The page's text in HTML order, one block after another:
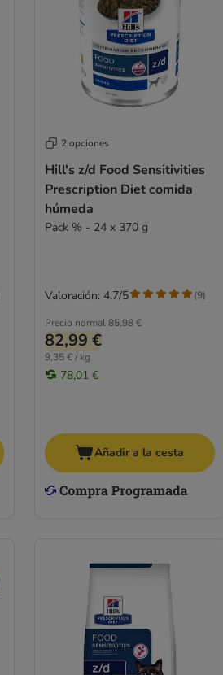
2 opciones
Hill's z/d Food Sensitivities
Prescription Diet comida
húmeda
Pack % - 24 x 370 g
Precio normal 85,98 €
82,99 €
9,35 € / kg
78,01 €
Valoración: 4.7/5 (9)
Añadir a la cesta